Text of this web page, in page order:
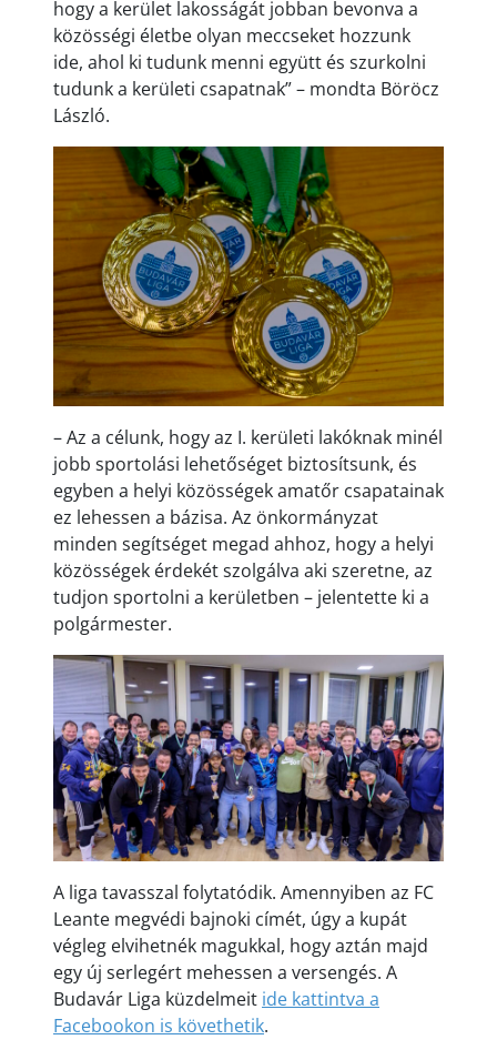
hogy a kerület lakosságát jobban bevonva a
közösségi életbe olyan meccseket hozzunk
ide, ahol ki tudunk menni együtt és szurkolni
tudunk a kerületi csapatnak” – mondta Böröcz
László.
– Az a célunk, hogy az I. kerületi lakóknak minél
jobb sportolási lehetőséget biztosítsunk, és
egyben a helyi közösségek amatőr csapatainak
ez lehessen a bázisa. Az önkormányzat
minden segítséget megad ahhoz, hogy a helyi
közösségek érdekét szolgálva aki szeretne, az
tudjon sportolni a kerületben – jelentette ki a
polgármester.
A liga tavasszal folytatódik. Amennyiben az FC
Leante megvédi bajnoki címét, úgy a kupát
végleg elvihetnék magukkal, hogy aztán majd
egy új serlegért mehessen a versengés. A
Budavár Liga küzdelmeit ide kattintva a
Facebookon is követhetik.